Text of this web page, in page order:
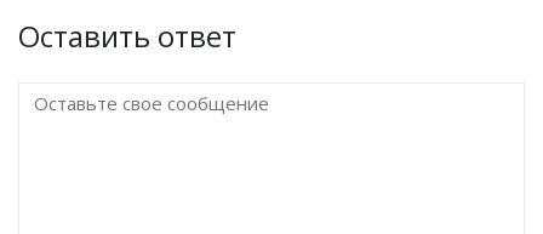
Оставить ответ